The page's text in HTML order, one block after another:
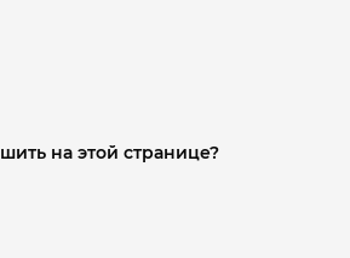
на этой странице?